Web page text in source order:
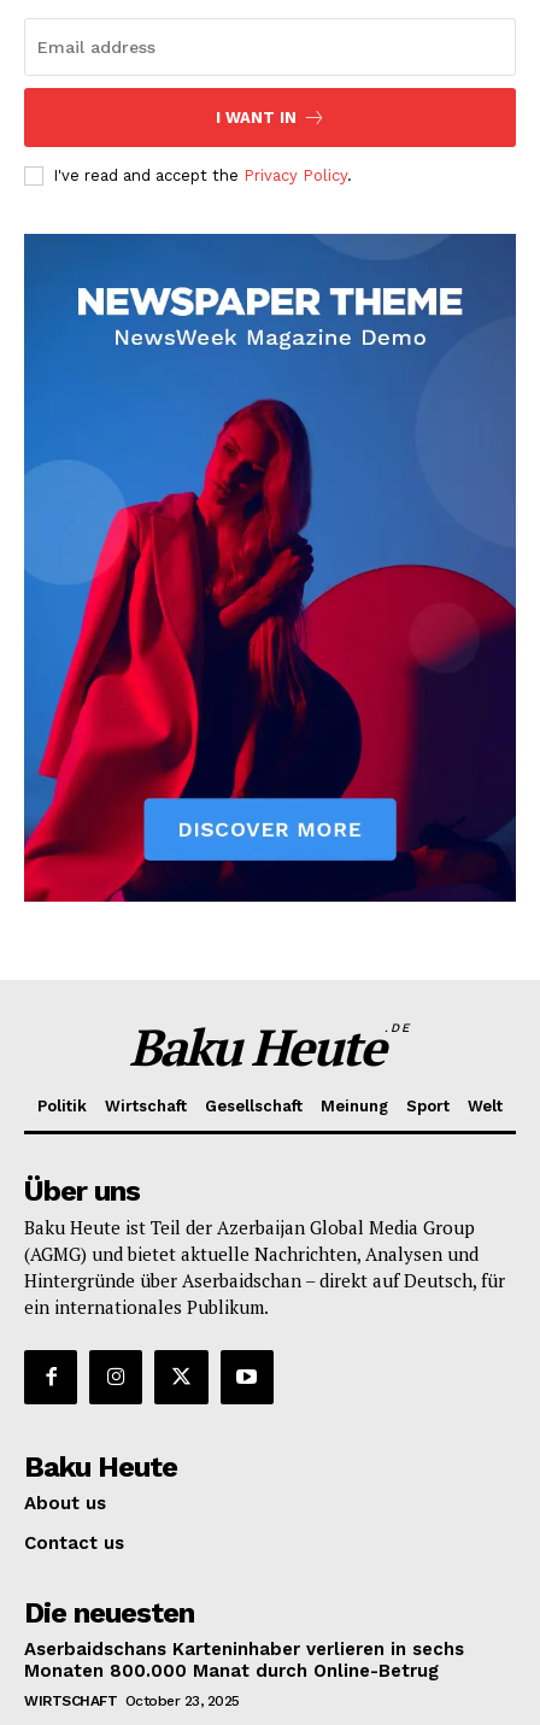
I WANT IN
I've read and accept the Privacy Policy.
Baku Heute.DE
Politik Wirtschaft Gesellschaft Meinung Sport Welt
Über uns
Baku Heute ist Teil der Azerbaijan Global Media Group
(AGMG) und bietet aktuelle Nachrichten, Analysen und
Hintergründe über Aserbaidschan – direkt auf Deutsch, für
ein internationales Publikum.
Baku Heute
About us
Contact us
Die neuesten
Aserbaidschans Karteninhaber verlieren in sechs
Monaten 800.000 Manat durch Online-Betrug
WIRTSCHAFT October 23, 2025